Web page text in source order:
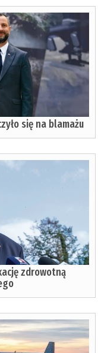
się na blamażu
zdrowotną